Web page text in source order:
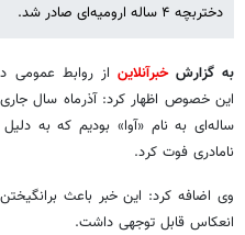
دختربچه ۴ ساله ارومیه‌ای صادر شد.
به گزارشخبرآنلاین از روابط عمومی
ساله‌ای به نام «آوا» بودیم که به
نامادری فوت کرد.
وی اضافه کرد: این خبر باعث
انعکاس قابل توجهی داشت.